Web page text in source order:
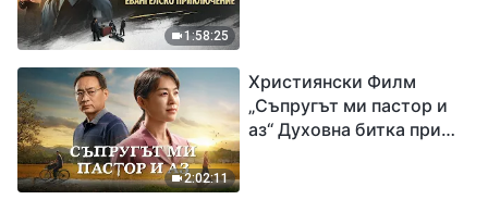
1:58:25
Исус
2:02:11
Християнски Филм
„Съпругът ми пастор и
аз“ Духовна битка при